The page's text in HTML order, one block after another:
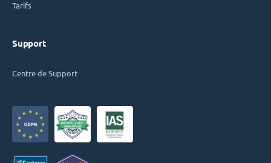
Tarifs
Support
Centre de Support